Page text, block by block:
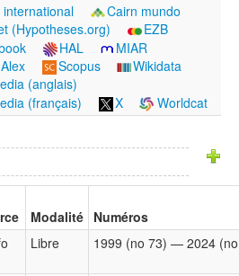
international
Cairn mundo
(Hypotheses.org)
EZB
HAL
MIAR
Scopus
Wikidata
(anglais)
(français)
X Worldcat
Modalité Numéros
Libre 1999 (no 73) — 2024